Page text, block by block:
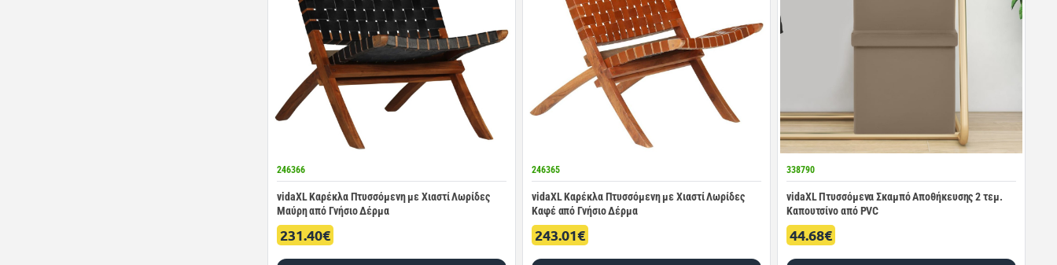
246366
vidaXL Καρέκλα Πτυσσόμενη με Χιαστί Λωρίδες
Μαύρη από Γνήσιο Δέρμα
231.40€
246365
vidaXL Καρέκλα Πτυσσόμενη με Χιαστί Λωρίδες
Καφέ από Γνήσιο Δέρμα
243.01€
338790
vidaXL Πτυσσόμενα Σκαμπό Αποθήκευσης 2 τεμ.
Καπουτσίνο από PVC
44.68€